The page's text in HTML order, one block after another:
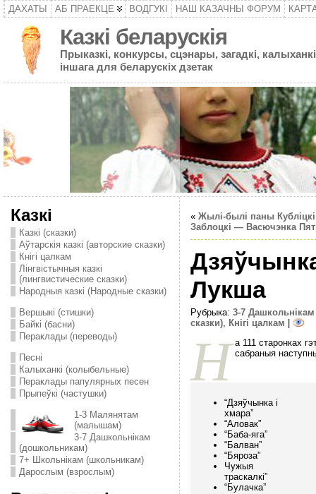
ДАХАТЫ АБ ПРАЕКЦЕ ВОДГУКІ НАШ КАЗАЧНЫ ФОРУМ
Казкі беларускія
Прыказкі, конкурсы, сцэнары, загадкі,
іншага для беларускіх дзетак
Казкі
Казкі (сказки)
Аўтарскія казкі (авторские сказки)
Кнігі цалкам
Лінгвістычныя казкі
(лингвистические сказки)
Народныя казкі (Народные сказки)
Вершыкі (стишки)
Байкі (басни)
Пераклады (переводы)
Песні
Калыханкі (колыбельные)
Пераклады папулярных песен
Прыпеўкі (частушки)
1-3 Малянятам
(малышам)
3-7 Дашкольнікам
(дошкольникам)
7+ Школьнікам (школьникам)
Дарослым (взрослым)
« Жылі-былі паны
Заблоцкі — Васючэнка
Лукша
Рубрыка: 3-7
сказки), Кнігі цалкам
Н а 111 старонках
сабраныя
“Дзяўчынка і
хмара”
“Аловак”
“Баба-яга”
“Балван”
“Бяроза”
Чужыя
траскалкі”
“Булачка”